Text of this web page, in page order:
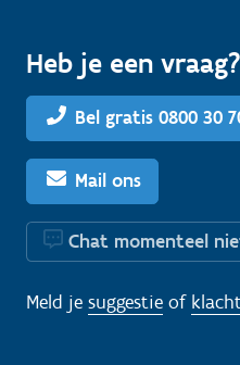
Heb je een vraag?
Bel gratis 0800 30
Mail ons
Chat momenteel
Meld je suggestie of